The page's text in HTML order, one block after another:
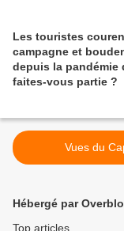
Les touristes
campagne et
depuis la pandémie
faites‑vous partie ?
Hébergé par
Top articles